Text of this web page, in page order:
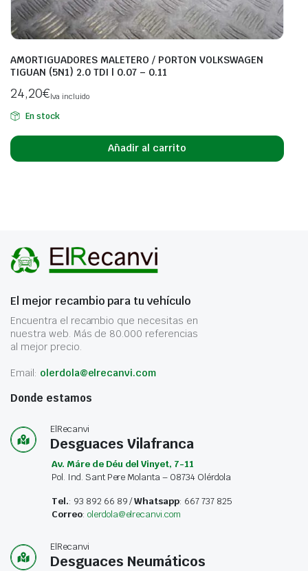
AMORTIGUADORES MALETERO / PORTON VOLKSWAGEN
TIGUAN (5N1) 2.0 TDI | 0.07 – 0.11
24,20€Iva incluido
En stock
Añadir al carrito
El mejor recambio para tu vehículo
Encuentra el recambio que necesitas en
nuestra web. Más de 80.000 referencias
al mejor precio.
Email: olerdola@elrecanvi.com
Donde estamos
ElRecanvi
Desguaces Vilafranca
Av. Máre de Déu del Vinyet, 7-11
Pol. Ind. Sant Pere Molanta – 08734 Olérdola
Tel.: 93 892 66 89 /Whatsapp: 667 737 825
Correo: olerdola@elrecanvi.com
ElRecanvi
Desguaces Neumáticos